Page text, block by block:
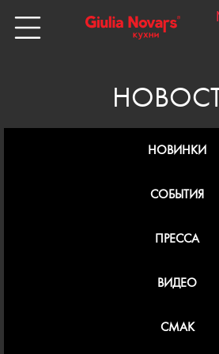
НОВИНКИ
СОБЫТИЯ
ПРЕССА
ВИДЕО
СМАК